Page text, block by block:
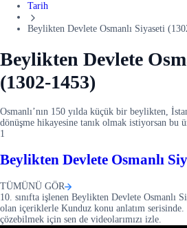
Tarih
Beylikten Devlete Osmanlı Siyaseti
Beylikten Devlete
(1302-1453)
Osmanlı’nın 150 yılda küçük bir beylikten,
dönüşme hikayesine tanık olmak istiyorsan bu
1
Beylikten Devlete Osmanlı
TÜMÜNÜ GÖR
10. sınıfta işlenen Beylikten Devlete Osmanlı
olan içeriklerle Kunduz konu anlatım
çözebilmek için sen de videolarımızı izle.